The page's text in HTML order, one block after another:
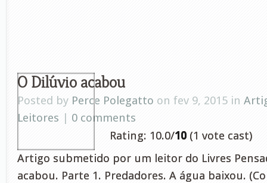
O Dilúvio acabou
Posted by Perce Polegatto on fev 9, 2015 in
Leitores | 0 comments
Rating: 10.0/10 (1 vote cast)
Artigo submetido por um leitor do Livres
acabou. Parte 1. Predadores. A água baixou.